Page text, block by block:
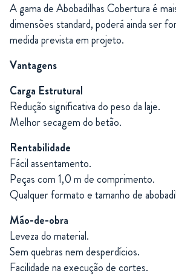
A gama de Abobadilhas Cobertura é
dimensões standard, poderá ainda ser
medida prevista em projeto.
Vantagens
Carga Estrutural
Redução significativa do peso da laje.
Melhor secagem do betão.
Rentabilidade
Fácil assentamento.
Peças com 1,0 m de comprimento.
Qualquer formato e tamanho de
Mão-de-obra
Leveza do material.
Sem quebras nem desperdícios.
Facilidade na execução de cortes.